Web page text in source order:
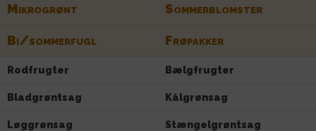
Mikrogrønt Sommerblomster
Bi/sommerfugl Frøpakker
Rodfrugter Bælgfrugter
Bladgrøntsag Kålgrønsag
Løggrønsag Stængelgrøntsag